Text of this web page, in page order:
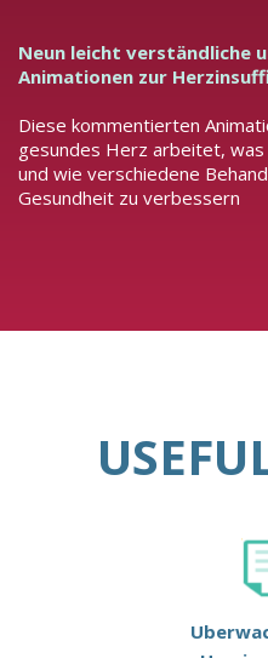
Neun leicht verständliche
Animationen zur
Diese kommentierten
gesundes Herz arbeitet,
und wie verschiedene
Gesundheit zu verbessern